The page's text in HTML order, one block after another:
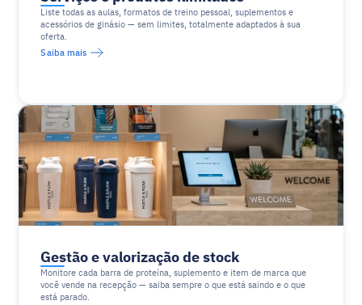
Liste todas as aulas, formatos de treino pessoal, suplementos e
acessórios de ginásio — sem limites, totalmente adaptados à sua
oferta.
Saiba mais
Gestão e valorização de stock
Monitore cada barra de proteína, suplemento e item de marca que
você vende na recepção — saiba sempre o que está saindo e o que
está parado.